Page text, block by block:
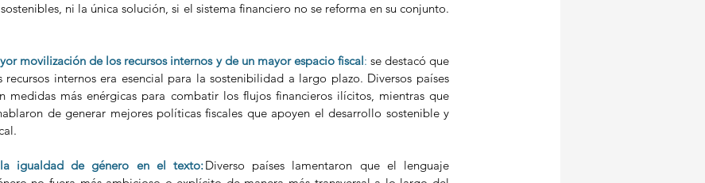
ni la única solución, si el sistema financiero no se reforma en su conjunto.
movilización de los recursos internos y de un mayor espacio fiscal: se destacó que
internos era esencial para la sostenibilidad a largo plazo. Diversos países
medidas más enérgicas para combatir los flujos financieros ilícitos, mientras que
de generar mejores políticas fiscales que apoyen el desarrollo sostenible y
igualdad de género en el texto:Diverso países lamentaron que el lenguaje